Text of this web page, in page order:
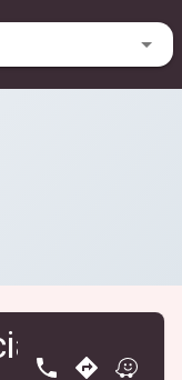
Lotos
Zlatý